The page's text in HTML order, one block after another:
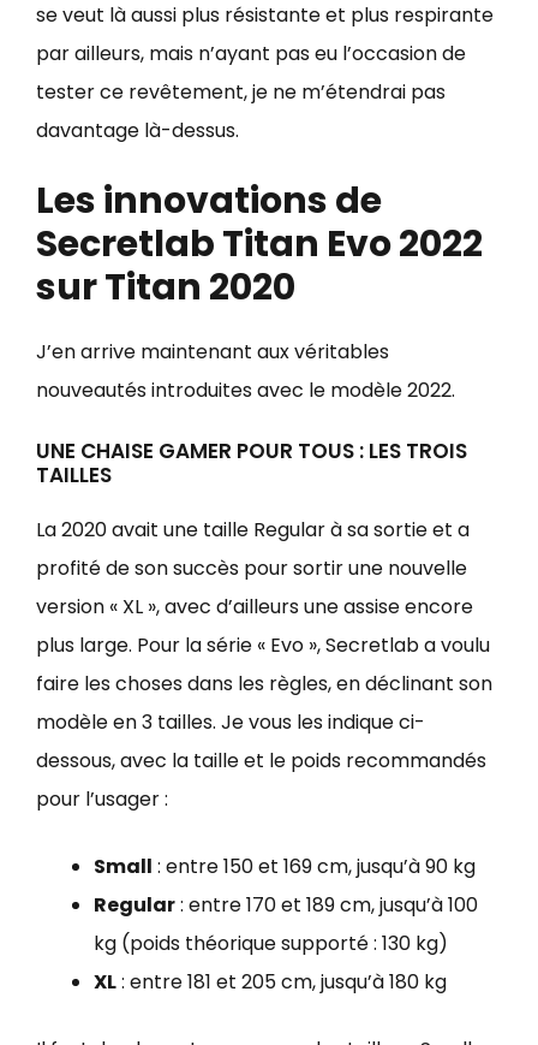
se veut là aussi plus résistante et plus respirante
par ailleurs, mais n’ayant pas eu l’occasion de
tester ce revêtement, je ne m’étendrai pas
davantage là-dessus.
Les innovations de
Secretlab Titan Evo 2022
sur Titan 2020
J’en arrive maintenant aux véritables
nouveautés introduites avec le modèle 2022.
UNE CHAISE GAMER POUR TOUS : LES TROIS
TAILLES
La 2020 avait une taille Regular à sa sortie et a
profité de son succès pour sortir une nouvelle
version « XL », avec d’ailleurs une assise encore
plus large. Pour la série « Evo », Secretlab a voulu
faire les choses dans les règles, en déclinant son
modèle en 3 tailles. Je vous les indique ci-
dessous, avec la taille et le poids recommandés
pour l’usager :
Small : entre 150 et 169 cm, jusqu’à 90 kg
Regular: entre 170 et 189 cm, jusqu’à 100
kg (poids théorique supporté : 130 kg)
XL: entre 181 et 205 cm, jusqu’à 180 kg